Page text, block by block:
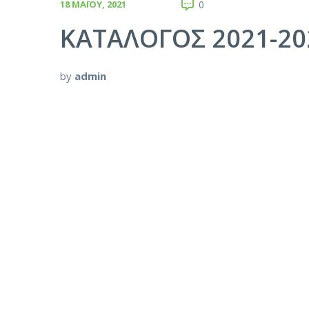
18 ΜΑΪ́ΟΥ, 2021 0
ΚΑΤΑΛΟΓΟΣ 2021-
by admin